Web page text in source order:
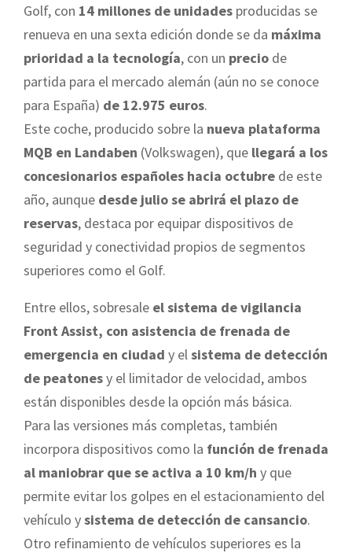
Golf, con 14 millones de unidades producidas se
renueva en una sexta edición donde se da máxima
prioridad a la tecnología, con un precio de
partida para el mercado alemán (aún no se conoce
para España) de 12.975 euros.
Este coche, producido sobre la nueva plataforma
MQB en Landaben (Volkswagen), que llegará a los
concesionarios españoles hacia octubre de este
año, aunque desde julio se abrirá el plazo de
reservas, destaca por equipar dispositivos de
seguridad y conectividad propios de segmentos
superiores como el Golf.
Entre ellos, sobresale el sistema de vigilancia
Front Assist, con asistencia de frenada de
emergencia en ciudad y elsistema de detección
de peatonesy el limitador de velocidad, ambos
están disponibles desde la opción más básica.
Para las versiones más completas, también
incorpora dispositivos como la función de frenada
al maniobrar que se activa a 10 km/h y que
permite evitar los golpes en el estacionamiento del
vehículo ysistema de detección de cansancio.
Otro refinamiento de vehículos superiores es la